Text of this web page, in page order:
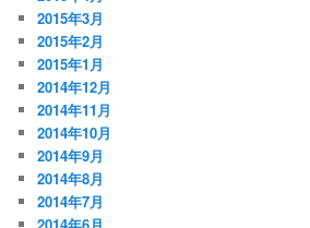
2015年3月
2015年2月
2015年1月
2014年12月
2014年11月
2014年10月
2014年9月
2014年8月
2014年7月